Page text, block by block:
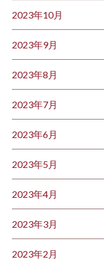
2023年10月
2023年9月
2023年8月
2023年7月
2023年6月
2023年5月
2023年4月
2023年3月
2023年2月